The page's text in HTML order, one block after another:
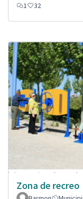
1
32
Zona de recreo